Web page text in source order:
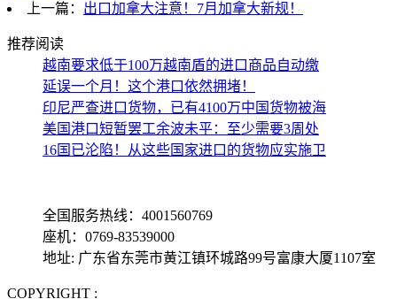
上一篇： 出口加拿大注意！7月加拿大新规！
推荐阅读
越南要求低于100万越南盾的进口商品自动缴
延误一个月！这个港口依然拥堵！
印尼严查进口货物，已有4100万中国货物被海
美国港口短暂罢工余波未平：至少需要3周处
16国已沦陷！从这些国家进口的货物应实施卫
全国服务热线：4001560769
座机：0769-83539000
地址: 广东省东莞市黄江镇环城路99号富康大厦1107室
COPYRIGHT :